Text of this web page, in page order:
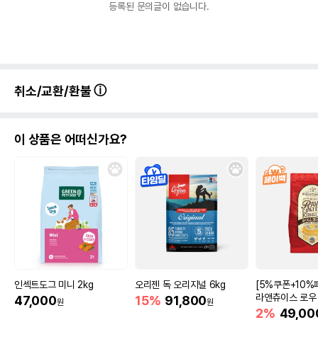
등록된 문의글이 없습니다.
취소/교환/환불
이 상품은 어떠신가요?
인섹트도그 미니 2kg
47,000원
오리젠 독 오리지널 6kg
15% 91,800원
[5%쿠폰+10%
라앤츄이스 로
포 스몰브리드
2%